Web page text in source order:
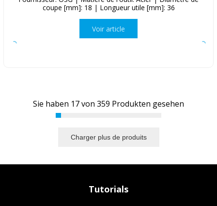
coupe [mm]: 18 | Longueur utile [mm]: 36
Voir article
Sie haben 17von 359 Produkten gesehen
Charger plus de produits
Tutorials